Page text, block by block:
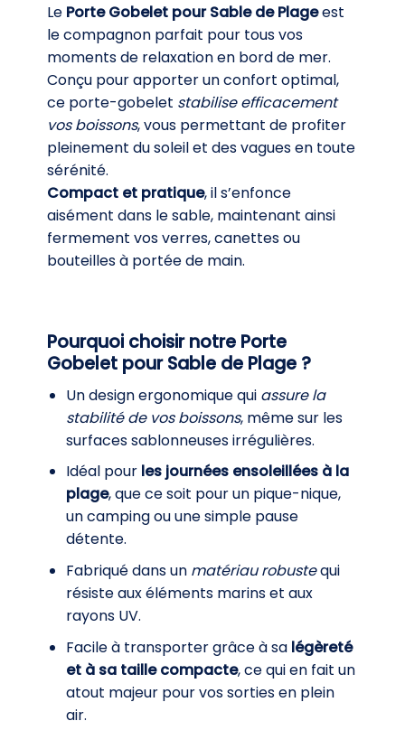
Le Porte Gobelet pour Sable de Plageest
le compagnon parfait pour tous vos
moments de relaxation en bord de mer.
Conçu pour apporter un confort optimal,
ce porte-gobelet stabilise efficacement
vos boissons, vous permettant de profiter
pleinement du soleil et des vagues en toute
sérénité.
Compact et pratique, il s’enfonce
aisément dans le sable, maintenant ainsi
fermement vos verres, canettes ou
bouteilles à portée de main.
Pourquoi choisir notre Porte
Gobelet pour Sable de Plage ?
Un design ergonomique qui assure la
stabilité de vos boissons, même sur les
surfaces sablonneuses irrégulières.
Idéal pour les journées ensoleillées à la
plage, que ce soit pour un pique-nique,
un camping ou une simple pause
détente.
Fabriqué dans un matériau robustequi
résiste aux éléments marins et aux
rayons UV.
Facile à transporter grâce à sa légèreté
et à sa taille compacte, ce qui en fait un
atout majeur pour vos sorties en plein
air.